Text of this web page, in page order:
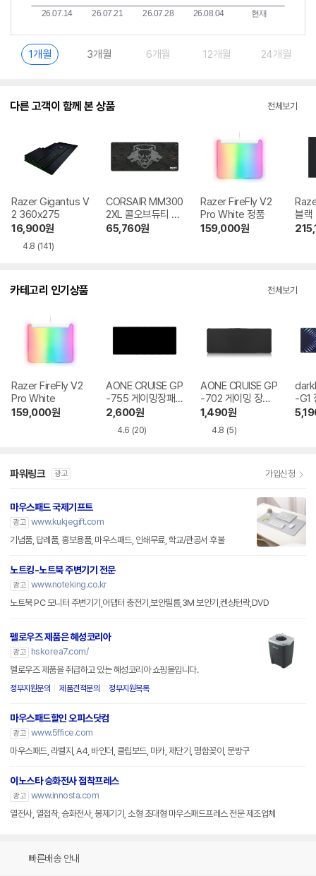
1개월 3개월 6개월 12개월 24개월
다른 고객이 함께 본 상품 전체보기
Razer Gigantus V
2 360x275
16,900원
4.8 (141)
CORSAIR MM300
2XL 콜오브듀티 블
랙옵스6 에디션
65,760원
Razer FireFly V2
Pro White 정품
159,000원
블랙
카테고리 인기상품 전체보기
Razer FireFly V2
Pro White
159,000원
AONE CRUISE GP
-755 게이밍장패
드
2,600원
4.6 (20)
AONE CRUISE GP
-702 게이밍 장패
드
1,490원
4.8 (5)
-G1
파워링크 광고 가입신청
마우스패드 국제기프트
광고 www.kukjegift.com
기념품, 답례품, 홍보용품, 마우스패드, 인쇄무료, 학교/관공서 후불
노트킹-노트북 주변기기 전문
광고 www.noteking.co.kr
노트북 PC 모니터 주변기기,어댑터 충전기,보안필름,3M 보안기,켄싱턴락,DVD
펠로우즈 제품은 혜성코리아
광고
hskorea7.com/
펠로우즈 제품을 취급하고 있는 혜성코리아 쇼핑몰입니다.
정부지원문의 제품견적문의 정부지원목록
마우스패드할인 오피스닷컴
광고 www.5ffice.com
마우스패드, 라벨지, A4, 바인더, 클립보드, 마카, 제단기, 명함꽂이, 문방구
이노스타 승화전사 접착프레스
광고 www.innosta.com
열전사, 열접착, 승화전사, 봉제기기, 소형 초대형 마우스패드프레스 전문 제조업체
빠른배송 안내